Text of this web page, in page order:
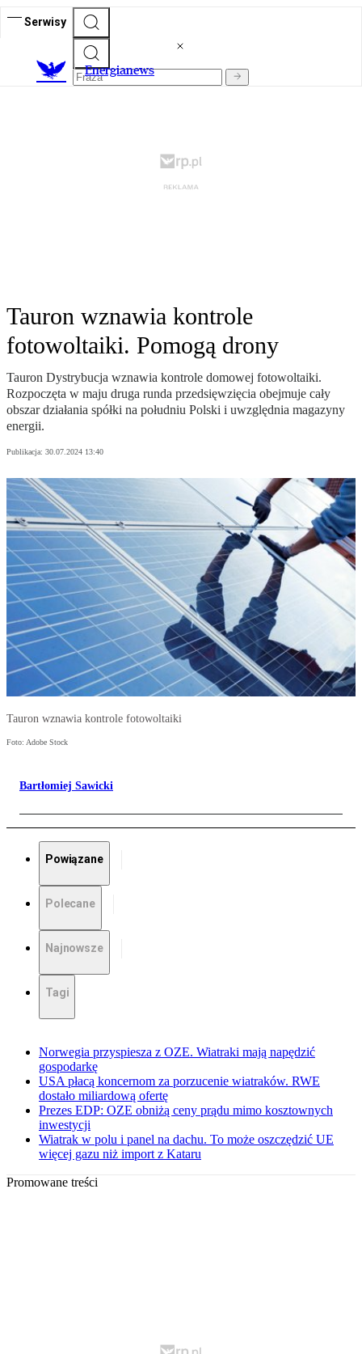
Serwisy
Energianews
Tauron wznawia kontrole
fotowoltaiki. Pomogą drony
Tauron Dystrybucja wznawia kontrole domowej fotowoltaiki.
Rozpoczęta w maju druga runda przedsięwzięcia obejmuje cały
obszar działania spółki na południu Polski i uwzględnia magazyny
energii.
Publikacja: 30.07.2024 13:40
Tauron wznawia kontrole fotowoltaiki
Foto: Adobe Stock
Bartłomiej Sawicki
Powiązane
Polecane
Najnowsze
Tagi
Norwegia przyspiesza z OZE. Wiatraki mają napędzić
gospodarkę
USA płacą koncernom za porzucenie wiatraków. RWE
dostało miliardową ofertę
Prezes EDP: OZE obniżą ceny prądu mimo kosztownych
inwestycji
Wiatrak w polu i panel na dachu. To może oszczędzić UE
więcej gazu niż import z Kataru
Promowane treści